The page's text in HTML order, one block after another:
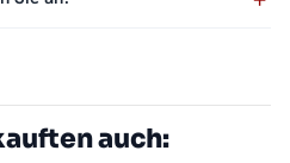
auch: